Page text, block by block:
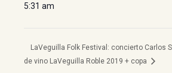
5:31 am
LaVeguilla Folk Festival: concierto Carlos
de vino LaVeguilla Roble 2019 + copa